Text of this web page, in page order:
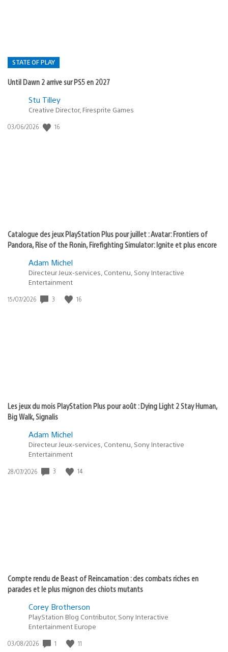
STATE OF PLAY
Until Dawn 2 arrive sur PS5 en 2027
Postée
:
Stu Tilley
Creative Director, Firesprite Games
Date
03/06/2026 16
Catalogue des jeux PlayStation Plus pour juillet : Avatar: Frontiers of
Pandora, Rise of the Ronin, Firefighting Simulator: Ignite et plus encore
Adam Michel
Directeur Jeux-services, Contenu, Sony Interactive
Entertainment
Date
15/07/2026 3 16
Les jeux du mois PlayStation Plus pour août : Dying Light 2 Stay Human,
Big Walk, Signalis
Adam Michel
Directeur Jeux-services, Contenu, Sony Interactive
Entertainment
Date
28/07/2026 3 14
Compte rendu de Beast of Reincarnation : des combats riches en
parades et le plus mignon des chiots mutants
Corey Brotherson
PlayStation Blog Contributor, Sony Interactive
Entertainment Europe
Date
03/08/2026 1 11